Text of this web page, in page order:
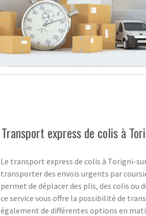
Transport express de colis à
Le transport express de colis à Torigni-
transporter des envois urgents par
permet de déplacer des plis, des colis
ce service vous offre la possibilité de
également de différentes options en